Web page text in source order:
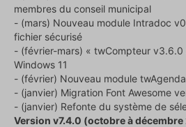
membres du conseil municipal
- (mars) Nouveau module Intradoc
fichier sécurisé
- (février-mars) « twCompteur
Windows 11
- (février) Nouveau module
- (janvier) Migration Font Awesome
- (janvier) Refonte du système de
Version v7.4.0 (octobre à décembre